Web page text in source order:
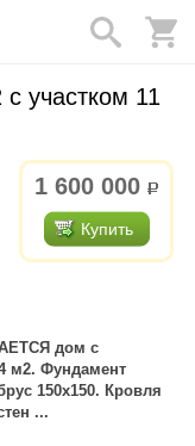
участком 11
1 600 000 р.
Купить
дом с
м2. Фундамент
150х150. Кровля
...